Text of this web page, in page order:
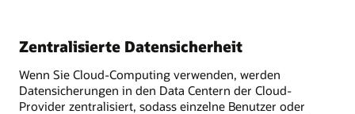
Zentralisierte Datensicherheit
Wenn Sie Cloud-Computing verwenden, werden
Datensicherungen in den Data Centern der Cloud-
Provider zentralisiert, sodass einzelne Benutzer oder